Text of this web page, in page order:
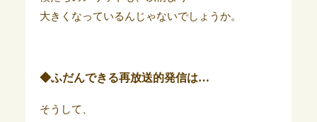
大きくなっているんじゃないでしょうか。
◆ふだんできる再放送的発信は…
そうして、